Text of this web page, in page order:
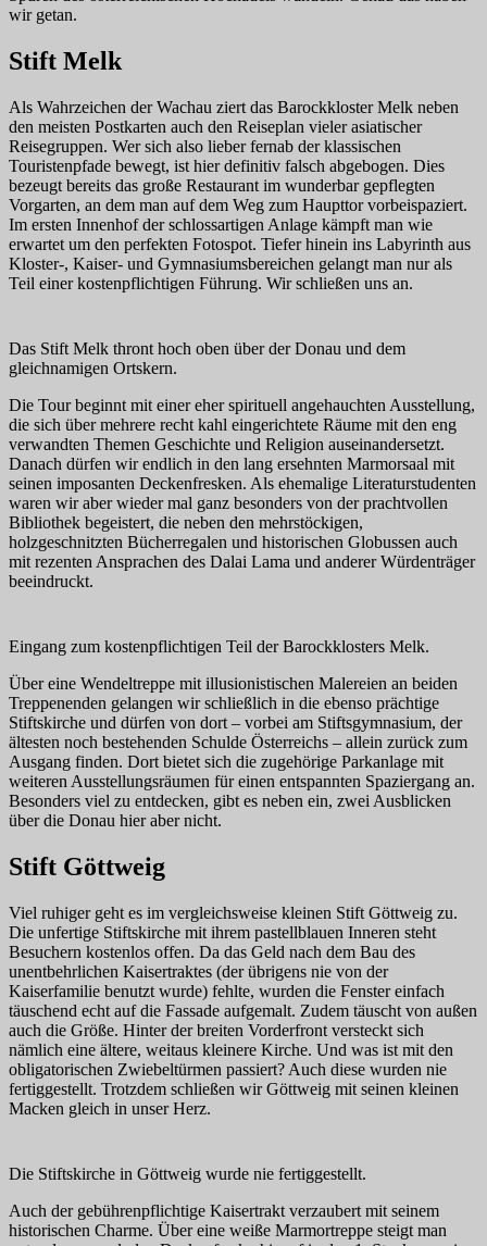
wir getan.
Stift Melk
Als Wahrzeichen der Wachau ziert das Barockkloster Melk neben
den meisten Postkarten auch den Reiseplan vieler asiatischer
Reisegruppen. Wer sich also lieber fernab der klassischen
Touristenpfade bewegt, ist hier definitiv falsch abgebogen. Dies
bezeugt bereits das große Restaurant im wunderbar gepflegten
Vorgarten, an dem man auf dem Weg zum Haupttor vorbeispaziert.
Im ersten Innenhof der schlossartigen Anlage kämpft man wie
erwartet um den perfekten Fotospot. Tiefer hinein ins Labyrinth aus
Kloster-, Kaiser- und Gymnasiumsbereichen gelangt man nur als
Teil einer kostenpflichtigen Führung. Wir schließen uns an.
Das Stift Melk thront hoch oben über der Donau und dem
gleichnamigen Ortskern.
Die Tour beginnt mit einer eher spirituell angehauchten Ausstellung,
die sich über mehrere recht kahl eingerichtete Räume mit den eng
verwandten Themen Geschichte und Religion auseinandersetzt.
Danach dürfen wir endlich in den lang ersehnten Marmorsaal mit
seinen imposanten Deckenfresken. Als ehemalige Literaturstudenten
waren wir aber wieder mal ganz besonders von der prachtvollen
Bibliothek begeistert, die neben den mehrstöckigen,
holzgeschnitzten Bücherregalen und historischen Globussen auch
mit rezenten Ansprachen des Dalai Lama und anderer Würdenträger
beeindruckt.
Eingang zum kostenpflichtigen Teil der Barockklosters Melk.
Über eine Wendeltreppe mit illusionistischen Malereien an beiden
Treppenenden gelangen wir schließlich in die ebenso prächtige
Stiftskirche und dürfen von dort – vorbei am Stiftsgymnasium, der
ältesten noch bestehenden Schulde Österreichs – allein zurück zum
Ausgang finden. Dort bietet sich die zugehörige Parkanlage mit
weiteren Ausstellungsräumen für einen entspannten Spaziergang an.
Besonders viel zu entdecken, gibt es neben ein, zwei Ausblicken
über die Donau hier aber nicht.
Stift Göttweig
Viel ruhiger geht es im vergleichsweise kleinen Stift Göttweig zu.
Die unfertige Stiftskirche mit ihrem pastellblauen Inneren steht
Besuchern kostenlos offen. Da das Geld nach dem Bau des
unentbehrlichen Kaisertraktes (der übrigens nie von der
Kaiserfamilie benutzt wurde) fehlte, wurden die Fenster einfach
täuschend echt auf die Fassade aufgemalt. Zudem täuscht von außen
auch die Größe. Hinter der breiten Vorderfront versteckt sich
nämlich eine ältere, weitaus kleinere Kirche. Und was ist mit den
obligatorischen Zwiebeltürmen passiert? Auch diese wurden nie
fertiggestellt. Trotzdem schließen wir Göttweig mit seinen kleinen
Macken gleich in unser Herz.
Die Stiftskirche in Göttweig wurde nie fertiggestellt.
Auch der gebührenpflichtige Kaisertrakt verzaubert mit seinem
historischen Charme. Über eine weiße Marmortreppe steigt man